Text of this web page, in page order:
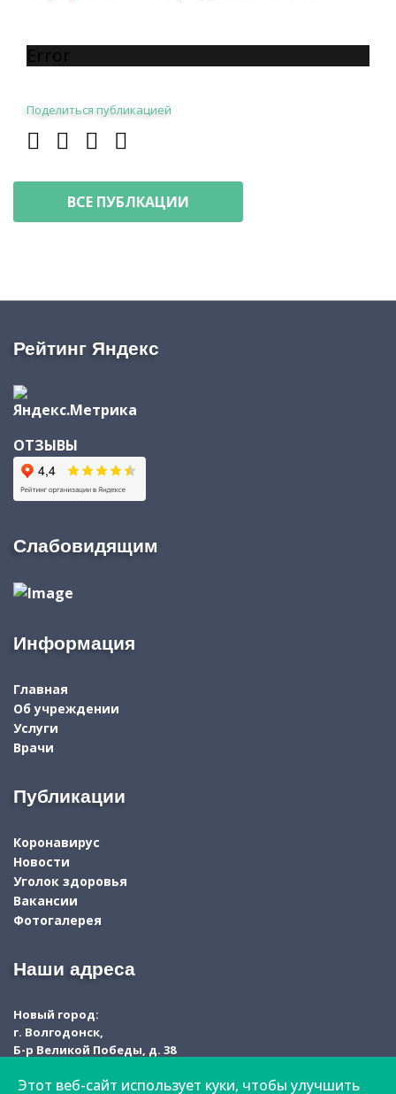
Error
Поделиться публикацией
ВСЕ ПУБЛКАЦИИ
Рейтинг Яндекс
ОТЗЫВЫ
Слабовидящим
Информация
Главная
Об учреждении
Услуги
Врачи
Публикации
Коронавирус
Новости
Уголок здоровья
Вакансии
Фотогалерея
Наши адреса
Новый город:
г. Волгодонск,
Б-р Великой Победы, д. 38
Старый город:
Этот веб-сайт использует куки, чтобы улучшить